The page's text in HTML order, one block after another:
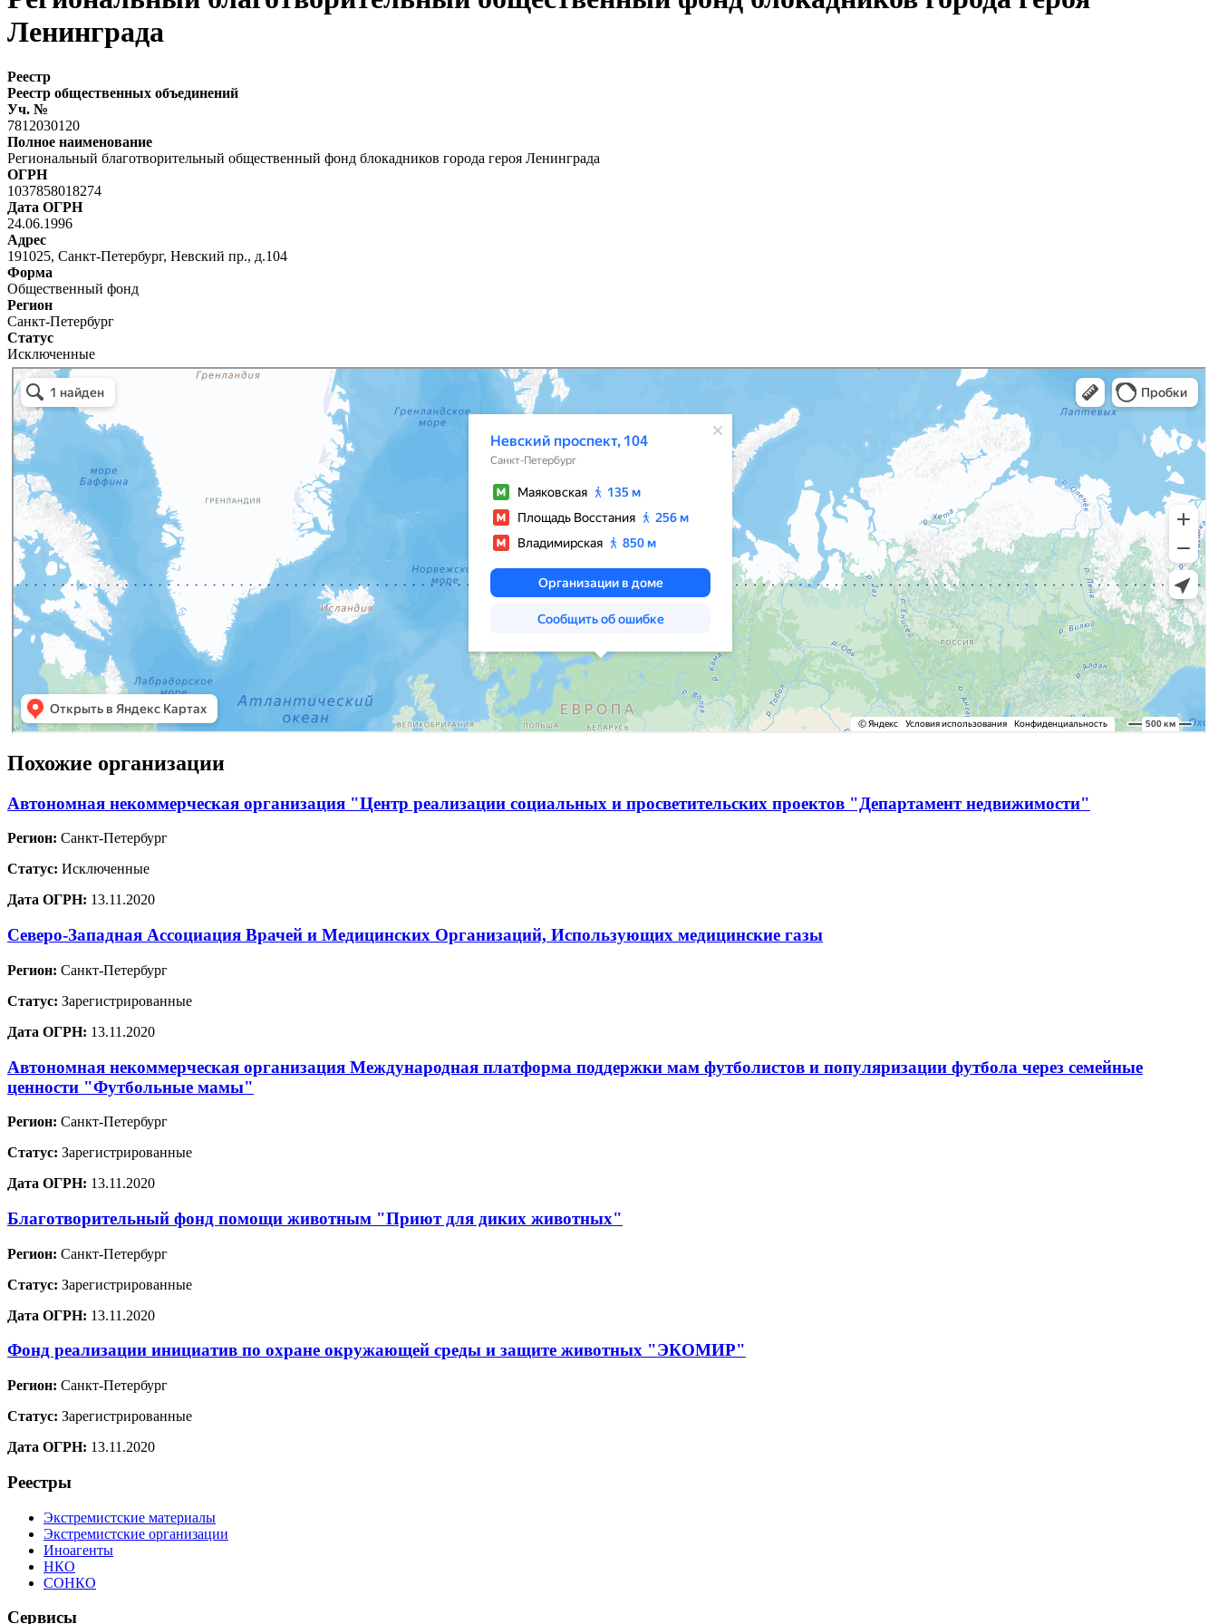
Ленинграда
Реестр
Реестр общественных объединений
Уч. №
7812030120
Полное наименование
Региональный благотворительный общественный фонд блокадников города героя Ленинграда
ОГРН
1037858018274
Дата ОГРН
24.06.1996
Адрес
191025, Санкт-Петербург, Невский пр., д.104
Форма
Общественный фонд
Регион
Санкт-Петербург
Статус
Исключенные
Похожие организации
Автономная некоммерческая организация "Центр реализации социальных и просветительских проектов "Департамент недвижимости"
Регион: Санкт-Петербург
Статус: Исключенные
Дата ОГРН: 13.11.2020
Северо-Западная Ассоциация Врачей и Медицинских Организаций, Использующих медицинские газы
Регион: Санкт-Петербург
Статус: Зарегистрированные
Дата ОГРН: 13.11.2020
Автономная некоммерческая организация Международная платформа поддержки мам футболистов и популяризации футбола через семейные
ценности "Футбольные мамы"
Регион: Санкт-Петербург
Статус: Зарегистрированные
Дата ОГРН: 13.11.2020
Благотворительный фонд помощи животным "Приют для диких животных"
Регион: Санкт-Петербург
Статус: Зарегистрированные
Дата ОГРН: 13.11.2020
Фонд реализации инициатив по охране окружающей среды и защите животных "ЭКОМИР"
Регион: Санкт-Петербург
Статус: Зарегистрированные
Дата ОГРН: 13.11.2020
Реестры
Экстремистские материалы
Экстремистские организации
Иноагенты
НКО
СОНКО
Сервисы